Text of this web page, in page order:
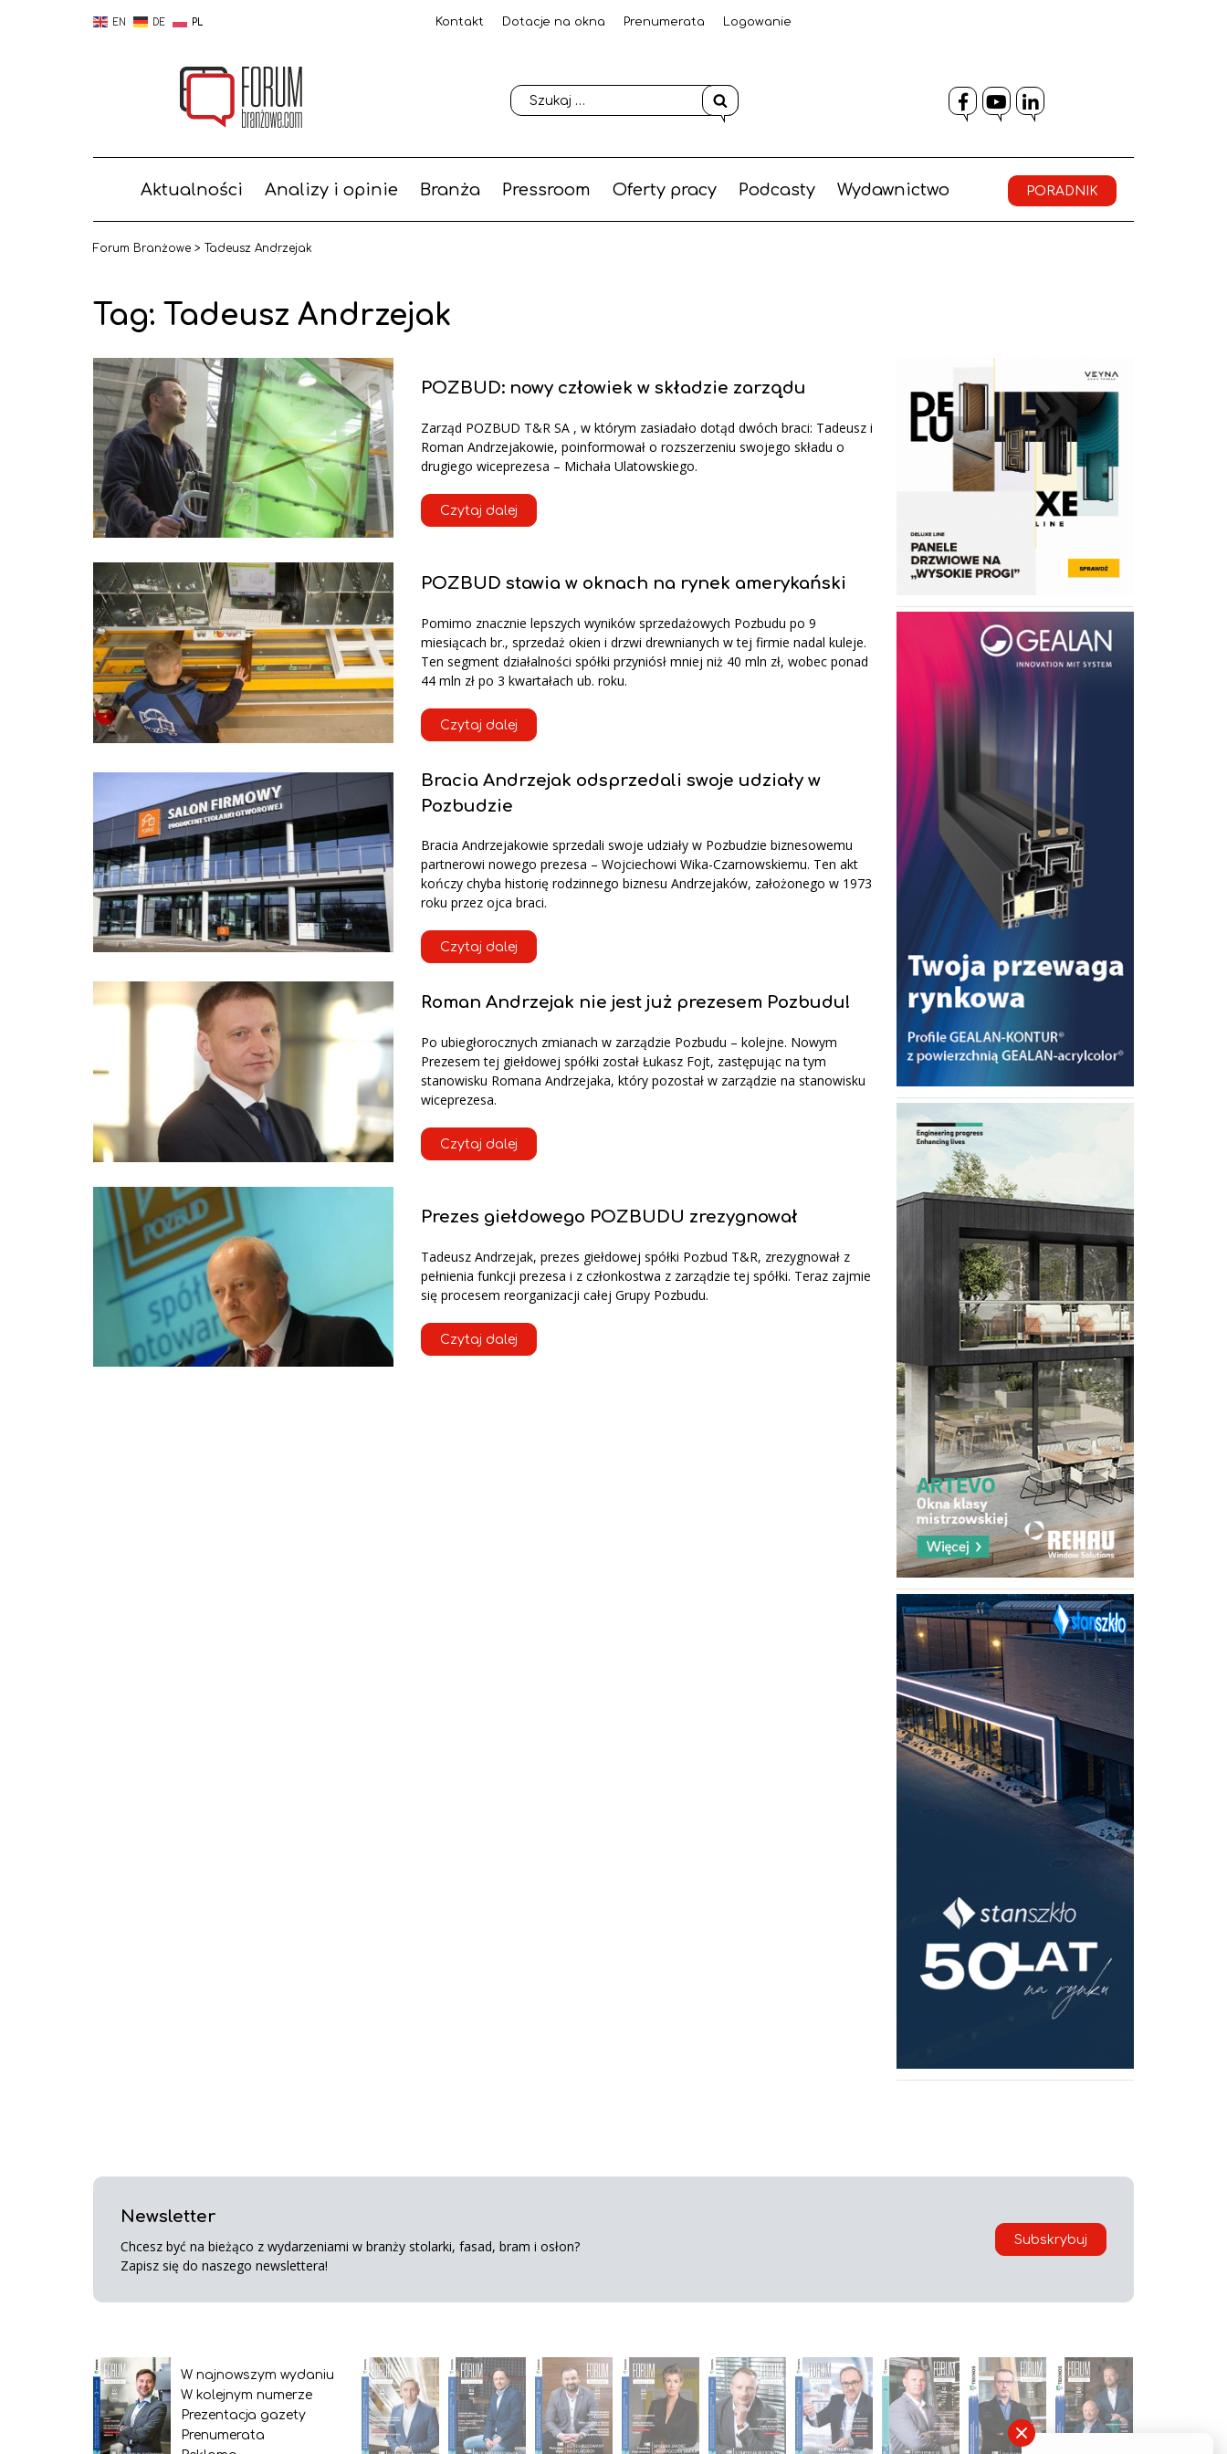
EN DE PL Kontakt Dotacje na okna Prenumerata Logowanie
Facebook
YouTube
LinkedIn
Aktualności Analizy i opinie Branża Pressroom Oferty pracy Podcasty Wydawnictwo PORADNIK
Forum Branżowe > Tadeusz Andrzejak
Tag: Tadeusz Andrzejak
POZBUD: nowy człowiek w składzie zarządu
Zarząd POZBUD T&R SA , w którym zasiadało dotąd dwóch braci: Tadeusz i
Roman Andrzejakowie, poinformował o rozszerzeniu swojego składu o
drugiego wiceprezesa – Michała Ulatowskiego.
Czytaj dalej
POZBUD stawia w oknach na rynek amerykański
Pomimo znacznie lepszych wyników sprzedażowych Pozbudu po 9
miesiącach br., sprzedaż okien i drzwi drewnianych w tej firmie nadal kuleje.
Ten segment działalności spółki przyniósł mniej niż 40 mln zł, wobec ponad
44 mln zł po 3 kwartałach ub. roku.
Czytaj dalej
Bracia Andrzejak odsprzedali swoje udziały w
Pozbudzie
Bracia Andrzejakowie sprzedali swoje udziały w Pozbudzie biznesowemu
partnerowi nowego prezesa – Wojciechowi Wika-Czarnowskiemu. Ten akt
kończy chyba historię rodzinnego biznesu Andrzejaków, założonego w 1973
roku przez ojca braci.
Czytaj dalej
Roman Andrzejak nie jest już prezesem Pozbudu!
Po ubiegłorocznych zmianach w zarządzie Pozbudu – kolejne. Nowym
Prezesem tej giełdowej spółki został Łukasz Fojt, zastępując na tym
stanowisku Romana Andrzejaka, który pozostał w zarządzie na stanowisku
wiceprezesa.
Czytaj dalej
Prezes giełdowego POZBUDU zrezygnował
Tadeusz Andrzejak, prezes giełdowej spółki Pozbud T&R, zrezygnował z
pełnienia funkcji prezesa i z członkostwa z zarządzie tej spółki. Teraz zajmie
się procesem reorganizacji całej Grupy Pozbudu.
Czytaj dalej
Newsletter
Chcesz być na bieżąco z wydarzeniami w branży stolarki, fasad, bram i osłon?
Zapisz się do naszego newslettera!
Subskrybuj
W najnowszym wydaniu
W kolejnym numerze
Prezentacja gazety
Prenumerata
×